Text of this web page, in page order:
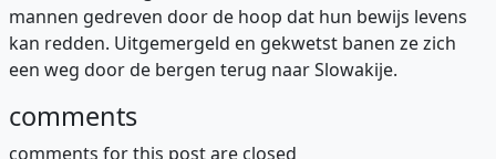
mannen gedreven door de hoop dat hun bewijs levens
kan redden. Uitgemergeld en gekwetst banen ze zich
een weg door de bergen terug naar Slowakije.
comments
comments for this post are closed